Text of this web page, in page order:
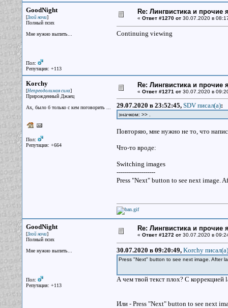
GoodNight
[Злой ночи]
Полный псих
Мне нужно выпить...
Пол:
Репутация: +113
Re: Лингвистика и прочие
« Ответ #1270 от30.07.2020 в
Continuing viewing
Korchy
[Непреодолимая сила]
Прирожденный Джаец
Ах, было б только с кем поговорить ...
Пол:
Репутация: +664
Re: Лингвистика и прочие
« Ответ #1271 от30.07.2020 в
29.07.2020 в 23:52:45, SDV писал(a):
значком: >> .
Повторяю, мне нужно не то, что
Что-то вроде:
Switching images
-------------------
Press "Next" button to see next image.
GoodNight
[Злой ночи]
Полный псих
Мне нужно выпить...
Пол:
Репутация: +113
Re: Лингвистика и прочие
« Ответ #1272 от30.07.2020 в
30.07.2020 в 09:20:49, Korchy писал(a)
Press "Next" button to see next image. After
А чем твой текст плох? С коррекцией
Или - Press "Next" button to see next